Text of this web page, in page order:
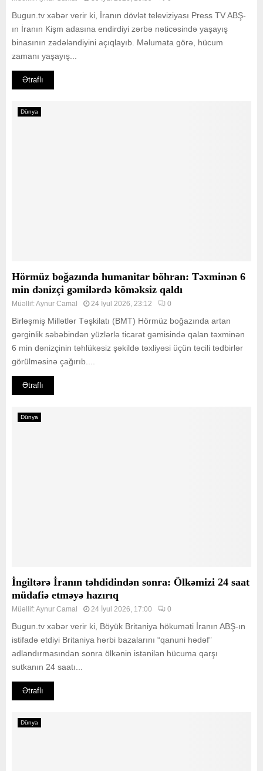
Bugun.tv xəbər verir ki, İranın dövlət televiziyası Press TV ABŞ-
ın İranın Kişm adasına endirdiyi zərbə nəticəsində yaşayış
binasının zədələndiyini açıqlayıb. Məlumata görə, hücum
zamanı yaşayış...
Ətraflı
Dünya
Hörmüz boğazında humanitar böhran: Təxminən 6
min dənizçi gəmilərdə köməksiz qaldı
Müəllif:Aynur Camal 24 İyul 2026, 23:12 0
Birləşmiş Millətlər Təşkilatı (BMT) Hörmüz boğazında artan
gərginlik səbəbindən yüzlərlə ticarət gəmisində qalan təxminən
6 min dənizçinin təhlükəsiz şəkildə təxliyəsi üçün təcili tədbirlər
görülməsinə çağırıb....
Ətraflı
Dünya
İngiltərə İranın təhdidindən sonra: Ölkəmizi 24 saat
müdafiə etməyə hazırıq
Müəllif:Aynur Camal 24 İyul 2026, 17:00 0
Bugun.tv xəbər verir ki, Böyük Britaniya hökuməti İranın ABŞ-ın
istifadə etdiyi Britaniya hərbi bazalarını “qanuni hədəf”
adlandırmasından sonra ölkənin istənilən hücuma qarşı
sutkanın 24 saatı...
Ətraflı
Dünya